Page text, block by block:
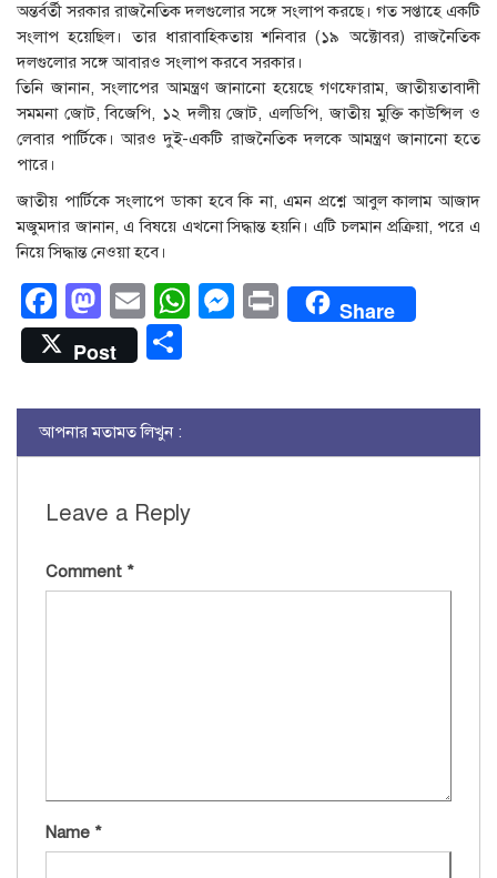
অন্তর্বর্তী সরকার রাজনৈতিক দলগুলোর সঙ্গে সংলাপ করছে। গত সপ্তাহে একটি
সংলাপ হয়েছিল। তার ধারাবাহিকতায় শনিবার (১৯ অক্টোবর) রাজনৈতিক
দলগুলোর সঙ্গে আবারও সংলাপ করবে সরকার।
তিনি জানান, সংলাপের আমন্ত্রণ জানানো হয়েছে গণফোরাম, জাতীয়তাবাদী
সমমনা জোট, বিজেপি, ১২ দলীয় জোট, এলডিপি, জাতীয় মুক্তি কাউন্সিল ও
লেবার পার্টিকে। আরও দুই-একটি রাজনৈতিক দলকে আমন্ত্রণ জানানো হতে
পারে।
জাতীয় পার্টিকে সংলাপে ডাকা হবে কি না, এমন প্রশ্নে আবুল কালাম আজাদ
মজুমদার জানান, এ বিষয়ে এখনো সিদ্ধান্ত হয়নি। এটি চলমান প্রক্রিয়া, পরে এ
নিয়ে সিদ্ধান্ত নেওয়া হবে।
Facebook
Mastodon
EmailWhatsApp
Messenger
PrintShare
Post
আপনার মতামত লিখুন :
Leave a Reply
Comment *
Name *